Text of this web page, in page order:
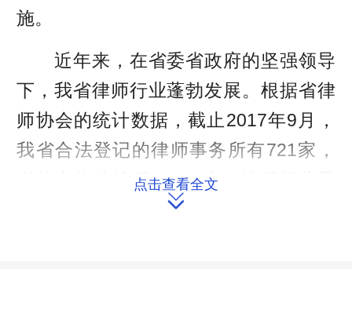
施。
近年来，在省委省政府的坚强领导
下，我省律师行业蓬勃发展。根据省律
师协会的统计数据，截止2017年9月，
我省合法登记的律师事务所有721家，
考核合格的律师11439人，律师行业呈
现出人员增长快、法律服务市场分割细
点击查看全文
